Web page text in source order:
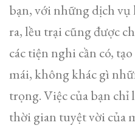
bạn, với những dịch vụ
ra, lều trại cũng được
các tiện nghi cần có,
mái, không khác gì
trọng. Việc của bạn
thời gian tuyệt vời của